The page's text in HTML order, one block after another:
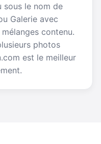
sous le nom de
Galerie avec
contenu.
photos
est le meilleur